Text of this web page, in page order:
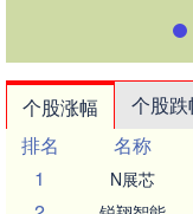
个股涨幅 个股跌
排名
名称
1
N展芯